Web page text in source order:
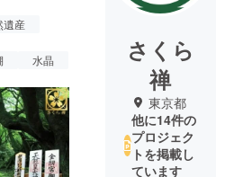
ト公
遺産
水晶
さくら
禅
東京都
他に14件の
プロジェク
トを掲載し
ています